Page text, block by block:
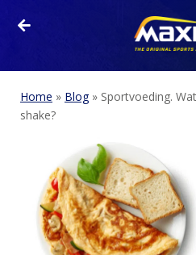
Home » Blog» Sportvoeding.
shake?